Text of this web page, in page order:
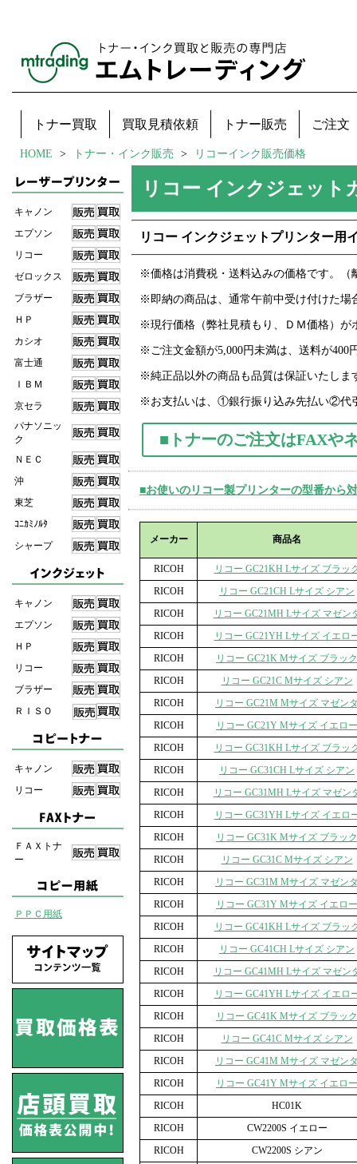
トナー買取 買取見積依頼 トナー販売 ご注文
HOME トナー・インク販売 リコーインク販売価格
リコー インクジェット
リコー インクジェットプリンター用
※価格は消費税・送料込みの価格です。（
※即納の商品は、通常午前中受け付けた場
※現行価格（弊社見積もり、ＤＭ価格）が
※ご注文金額が5,000円未満は、送料が400
※純正品以外の商品も品質は保証いたしま
※お支払いは、①銀行振り込み先払い②代
■トナーのご注文はFAXや
■お使いのリコー製プリンターの型番から
メーカー 商品名
RICOH
リコー GC21KH Lサイズ ブラッ
RICOH
リコー GC21CH Lサイズ シアン
RICOH
リコー GC21MH Lサイズ マゼン
RICOH
リコー GC21YH Lサイズ イエロ
RICOH
リコー GC21K Mサイズ ブラック
RICOH
リコー GC21C Mサイズ シアン
RICOH
リコー GC21M Mサイズ マゼン
RICOH
リコー GC21Y Mサイズ イエロー
RICOH
リコー GC31KH Lサイズ ブラッ
RICOH
リコー GC31CH Lサイズ シアン
RICOH
リコー GC31MH Lサイズ マゼン
RICOH
リコー GC31YH Lサイズ イエロ
RICOH
リコー GC31K Mサイズ ブラック
RICOH
リコー GC31C Mサイズ シアン
RICOH
リコー GC31M Mサイズ マゼン
RICOH
リコー GC31Y Mサイズ イエロー
RICOH
リコー GC41KH Lサイズ ブラッ
RICOH
リコー GC41CH Lサイズ シアン
RICOH
リコー GC41MH Lサイズ マゼン
RICOH
リコー GC41YH Lサイズ イエロ
RICOH
リコー GC41K Mサイズ ブラック
RICOH
リコー GC41C Mサイズ シアン
RICOH
リコー GC41M Mサイズ マゼン
RICOH
リコー GC41Y Mサイズ イエロー
RICOH
HC01K
RICOH
CW2200S イエロー
RICOH
CW2200S シアン
キャノン
エプソン
リコー
ゼロックス
ブラザー
ＨＰ
カシオ
富士通
ＩＢＭ
京セラ
パナソニッ
ク
ＮＥＣ
沖
東芝
ｺﾆｶﾐﾉﾙﾀ
シャープ
キャノン
エプソン
ＨＰ
リコー
ブラザー
ＲＩＳＯ
キャノン
リコー
ＦＡＸトナ
ー
ＰＰＣ用紙